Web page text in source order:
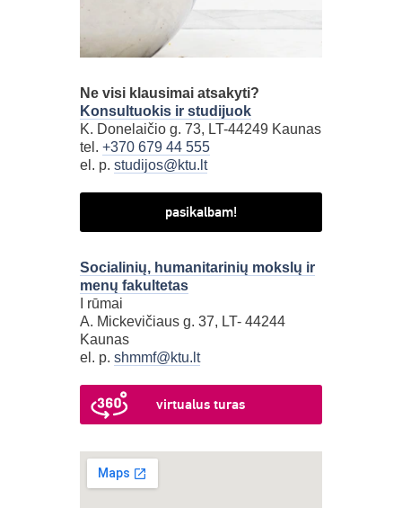
Ne visi klausimai atsakyti?
Konsultuokis ir studijuok
K. Donelaičio g. 73, LT-44249 Kaunas
tel. +370 679 44 555
el. p. studijos@ktu.lt
pasikalbam!
Socialinių, humanitarinių mokslų ir
menų fakultetas
I rūmai
A. Mickevičiaus g. 37, LT- 44244
Kaunas
el. p. shmmf@ktu.lt
virtualus turas